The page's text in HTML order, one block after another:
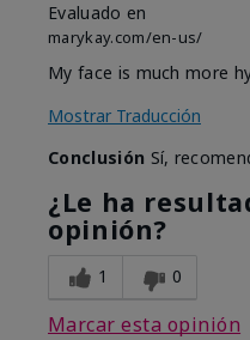
Evaluado en
marykay.com/en-us/
My face is much more
Mostrar Traducción
Conclusión Sí,
¿Le ha
opinión?
1 0
Marcar esta opinión